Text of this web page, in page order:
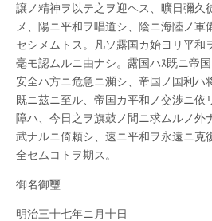
譲ノ精神ヲ以テ之ヲ迎ヘス、曠日彌久
メ、陽ニ平和ヲ唱道シ、陰ニ海陸ノ軍
セシメムトス。凡ソ露国カ始ヨリ平和
毫モ認ムルニ由ナシ。露国ハｽ既ニ帝
安全ハ方ニ危急ニ瀕シ、帝国ノ国利ハ
既ニ茲ニ至ル、帝国カ平和ノ交渉ニ依
障ハ、今日之ヲ旗鼓ノ間ニ求ムルノ外
武ナルニ倚頼シ、速ニ平和ヲ永遠ニ克
全セムコトヲ期ス。
御名御璽
明治三十七年ニ月十日